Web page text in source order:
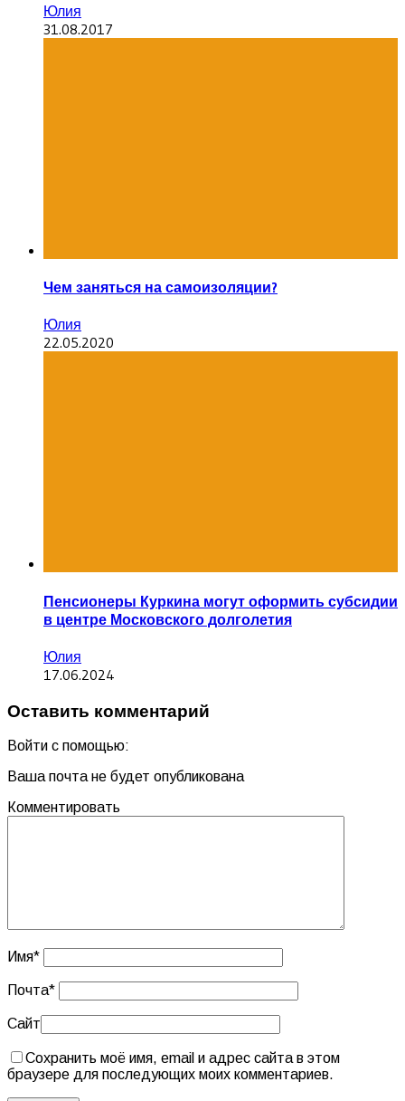
Юлия
31.08.2017
Чем заняться на самоизоляции?
Юлия
22.05.2020
Пенсионеры Куркина могут оформить субсидии
в центре Московского долголетия
Юлия
17.06.2024
Оставить комментарий
Войти с помощью:
Ваша почта не будет опубликована
Комментировать
Имя*
Почта*
Сайт
Сохранить моё имя, email и адрес сайта в этом
браузере для последующих моих комментариев.